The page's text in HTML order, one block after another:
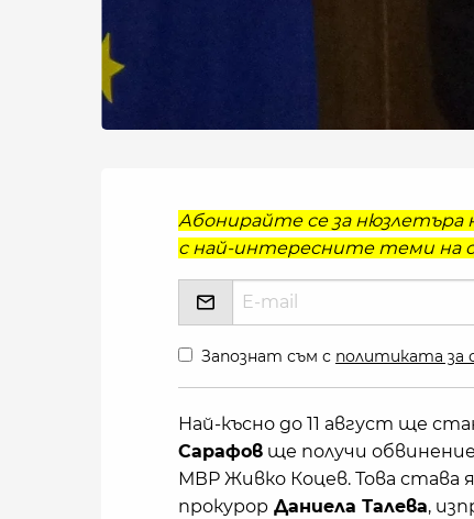
Абонирайте се за нюзлетъра
с най-интересните теми на
Запознат съм с политиката за
Най-късно до 11 август ще
Сарафов ще получи
МВР Живко Коцев. Това става
прокурор Даниела Талева,